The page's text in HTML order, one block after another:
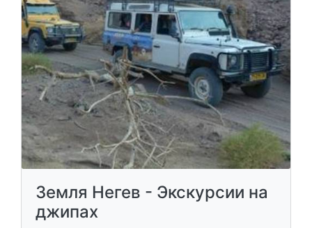
Земля Негев - Экскурсии на
джипах